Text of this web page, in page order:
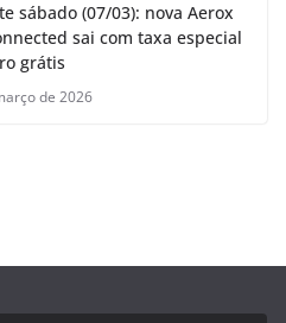
sábado (07/03): nova Aerox
sai com taxa especial
grátis
de 2026